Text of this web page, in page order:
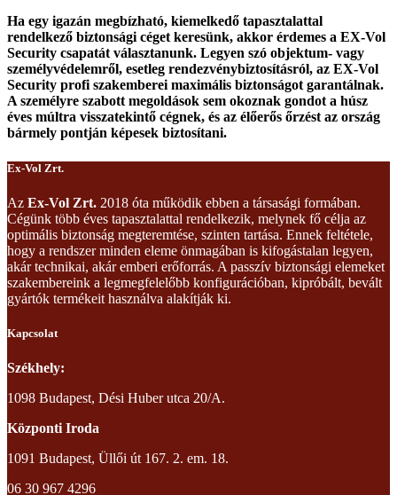
Ha egy igazán megbízható, kiemelkedő tapasztalattal
rendelkező biztonsági céget keresünk, akkor érdemes a EX-Vol
Security csapatát választanunk. Legyen szó objektum- vagy
személyvédelemről, esetleg rendezvénybiztosításról, az EX-Vol
Security profi szakemberei maximális biztonságot garantálnak.
A személyre szabott megoldások sem okoznak gondot a húsz
éves múltra visszatekintő cégnek, és az élőerős őrzést az ország
bármely pontján képesek biztosítani.
Ex-Vol Zrt.
Az Ex-Vol Zrt. 2018 óta működik ebben a társasági formában.
Cégünk több éves tapasztalattal rendelkezik, melynek fő célja az
optimális biztonság megteremtése, szinten tartása. Ennek feltétele,
hogy a rendszer minden eleme önmagában is kifogástalan legyen,
akár technikai, akár emberi erőforrás. A passzív biztonsági elemeket
szakembereink a legmegfelelőbb konfigurációban, kipróbált, bevált
gyártók termékeit használva alakítják ki.
Kapcsolat
Székhely:
1098 Budapest, Dési Huber utca 20/A.
Központi Iroda
1091 Budapest, Üllői út 167. 2. em. 18.
06 30 967 4296